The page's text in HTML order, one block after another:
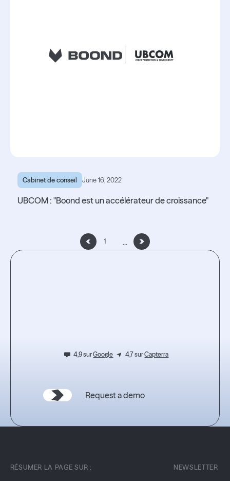
Cabinet de conseil June 16, 2022
UBCOM : "Boond est un accélérateur de croissance"
1
2
4,9 surGoogle 4,7 surCapterra
Request a demo
RÉSUMER LA PAGE SUR : NEWSLETTER